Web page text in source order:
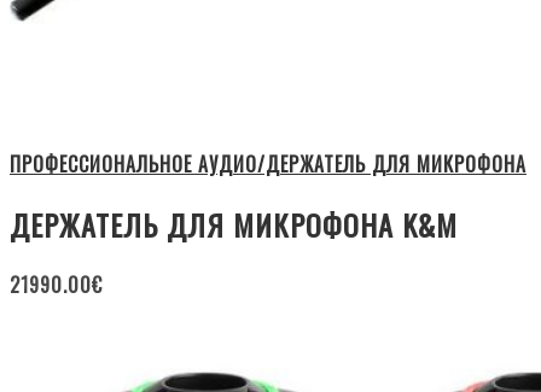
ПРОФЕССИОНАЛЬНОЕ АУДИО/ДЕРЖАТЕЛЬ ДЛЯ МИКРОФОНА
ДЕРЖАТЕЛЬ ДЛЯ МИКРОФОНА K&M
21990.00€